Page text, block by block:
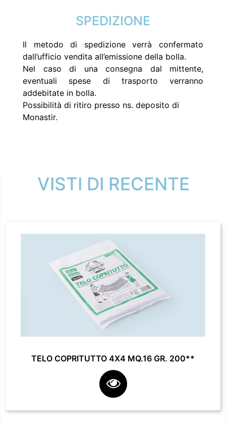
SPEDIZIONE
Il metodo di spedizione verrà confermato
dall’ufficio vendita all’emissione della bolla.
Nel caso di una consegna dal mittente,
eventuali spese di trasporto verranno
addebitate in bolla.
Possibilità di ritiro presso ns. deposito di
Monastir.
VISTI DI RECENTE
TELO COPRITUTTO 4X4 MQ.16 GR. 200**